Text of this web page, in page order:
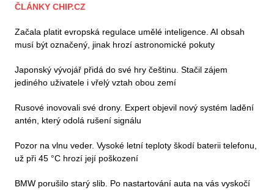
ČLÁNKY CHIP.CZ
Začala platit evropská regulace umělé inteligence. AI obsah
musí být označený, jinak hrozí astronomické pokuty
Japonský vývojář přidá do své hry češtinu. Stačil zájem
jediného uživatele i vřelý vztah obou zemí
Rusové inovovali své drony. Expert objevil nový systém ladění
antén, který odolá rušení signálu
Pozor na vlnu veder. Vysoké letní teploty škodí baterii telefonu,
už při 45 °C hrozí její poškození
BMW porušilo starý slib. Po nastartování auta na vás vyskočí